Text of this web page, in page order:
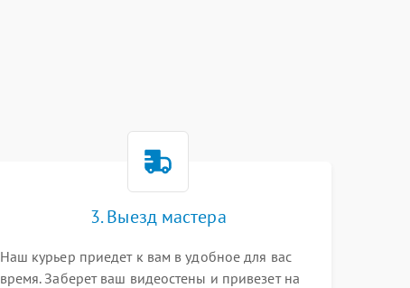
3. Выезд мастера
Наш курьер приедет к вам в удобное для вас
время. Заберет ваш видеостены и привезет на